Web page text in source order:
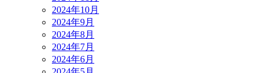
2024年10月
2024年9月
2024年8月
2024年7月
2024年6月